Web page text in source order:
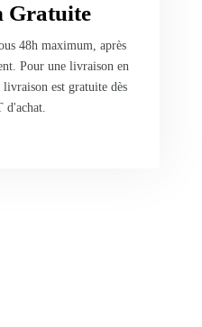
Gratuite
48h maximum, après
Pour une livraison en
est gratuite dès
d'achat.